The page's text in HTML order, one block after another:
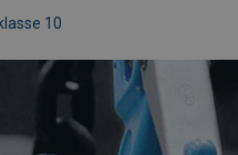
10